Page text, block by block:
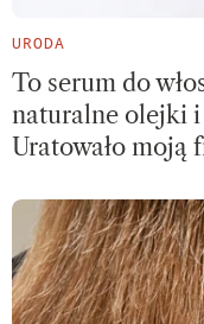
URODA
To serum do
naturalne olejki i
Uratowało moją